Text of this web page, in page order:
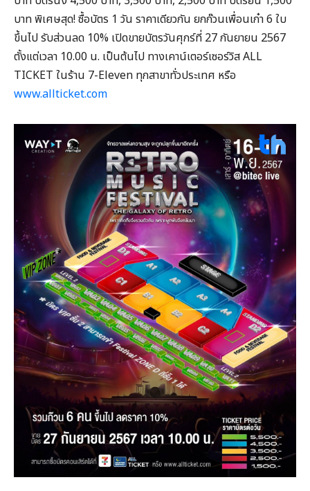
บาท พิเศษสุด! ซื้อบัตร 1 วัน ราคาเดียวกัน ยกก๊วนเพื่อนเก๋า 6 ใบ
ขึ้นไป รับส่วนลด 10% เปิดขายบัตรวันศุกร์ที่ 27 กันยายน 2567
ตั้งแต่เวลา 10.00 น. เป็นต้นไป ทางเคาน์เตอร์เซอร์วิส ALL
TICKET ในร้าน 7-Eleven ทุกสาขาทั่วประเทศ หรือ
www.allticket.com